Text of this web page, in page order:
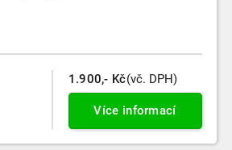
1.900,- Kč(vč. DPH)
Více informací